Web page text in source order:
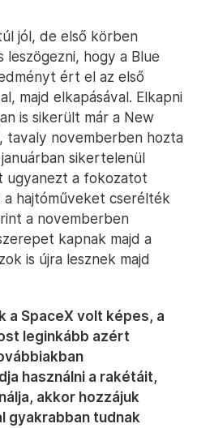
jól, de első körben
hogy a Blue
ért el az első
majd elkapásával. Elkapni
is sikerült már a New
tavaly novemberben hozta
sikertelenül
ugyanezt a fokozatot
a hajtóműveket cserélték
a novemberben
kapnak majd a
is újra lesznek majd
a SpaceX volt képes, a
leginkább azért
használni a rakétáit,
akkor hozzájuk
gyakrabban tudnak